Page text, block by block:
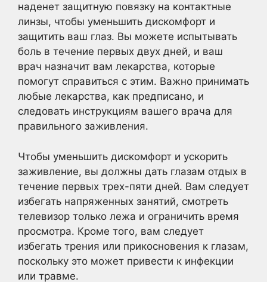
наденет защитную повязку на контактные
линзы, чтобы уменьшить дискомфорт и
защитить ваш глаз. Вы можете испытывать
боль в течение первых двух дней, и ваш
врач назначит вам лекарства, которые
помогут справиться с этим. Важно принимать
любые лекарства, как предписано, и
следовать инструкциям вашего врача для
правильного заживления.
Чтобы уменьшить дискомфорт и ускорить
заживление, вы должны дать глазам отдых в
течение первых трех-пяти дней. Вам следует
избегать напряженных занятий, смотреть
телевизор только лежа и ограничить время
просмотра. Кроме того, вам следует
избегать трения или прикосновения к глазам,
поскольку это может привести к инфекции
или травме.